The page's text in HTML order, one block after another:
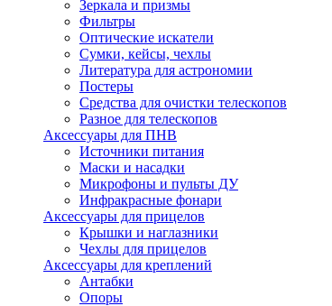
Зеркала и призмы
Фильтры
Оптические искатели
Сумки, кейсы, чехлы
Литература для астрономии
Постеры
Средства для очистки телескопов
Разное для телескопов
Аксессуары для ПНВ
Источники питания
Маски и насадки
Микрофоны и пульты ДУ
Инфракрасные фонари
Аксессуары для прицелов
Крышки и наглазники
Чехлы для прицелов
Аксессуары для креплений
Антабки
Опоры